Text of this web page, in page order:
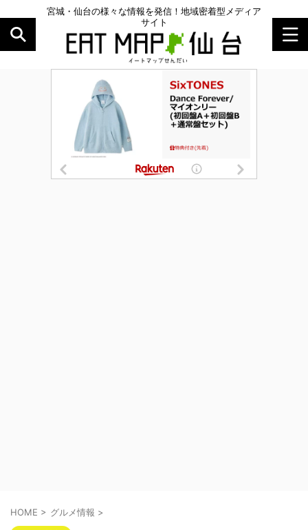
宮城・仙台の様々な情報を発信！地域密着型メディア
サイト
HOME > グルメ情報 >